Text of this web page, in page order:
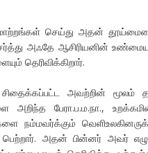
மாற்றங்கள் செய்து அதன்
சேர்த்து அஃதே ஆசிரியனின்
தெரிவிக்கிறார்.
அவற்றின் மூலம்
பேரா.ப.ம.நா.,
நம்மவர்க்கும்
பெற்றார். அதன் பின்னர் அவர்